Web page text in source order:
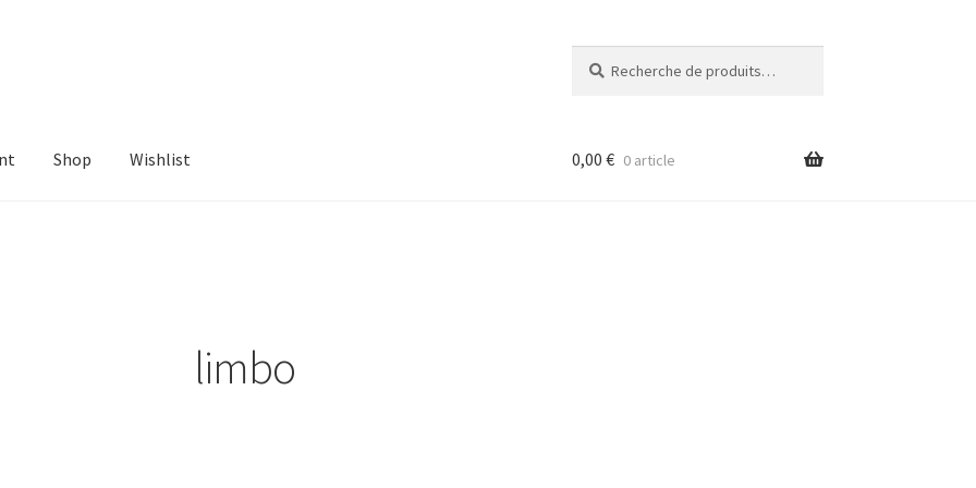
pour :
Shop Wishlist 0,00 € 0 article
limbo